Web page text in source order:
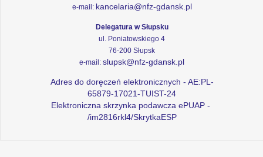
e-mail: kancelaria@nfz-gdansk.pl
Delegatura w Słupsku
ul. Poniatowskiego 4
76-200 Słupsk
e-mail: slupsk@nfz-gdansk.pl
Adres do doręczeń elektronicznych - AE:PL-
65879-17021-TUIST-24
Elektroniczna skrzynka podawcza ePUAP -
/im2816rkl4/SkrytkaESP